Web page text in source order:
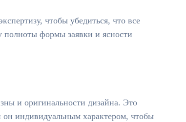
чтобы убедиться, что все
формы заявки и ясности
и оригинальности дизайна. Это
он индивидуальным характером, чтобы